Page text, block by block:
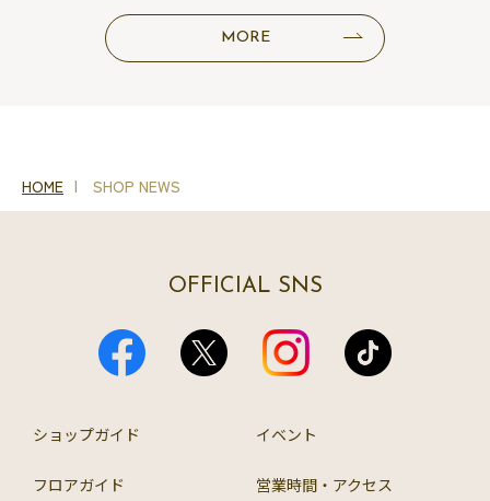
MORE
HOME SHOP NEWS
OFFICIAL SNS
ショップガイド イベント
フロアガイド 営業時間・アクセス